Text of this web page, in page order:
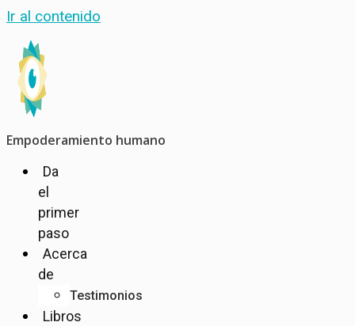
Ir al contenido
Empoderamiento humano
Da
el
primer
paso
Acerca
de
Testimonios
Libros